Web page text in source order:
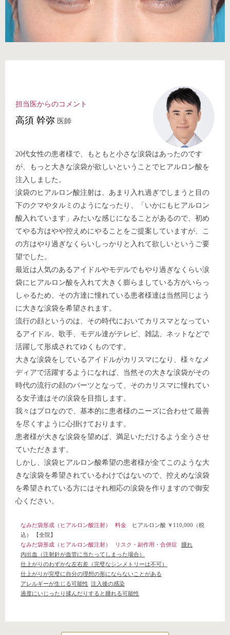
担当医からのコメント
⾼須 幹弥 医師
20代女性の患者様で、もともと小さな涙袋はあったのです
が、もっと大きな涙袋が欲しいということでヒアルロン酸を
注入しました。
涙袋のヒアルロン酸注射は、あまり入れ過ぎでしまうと目の
下のクマやタルミのようになったり、「いかにもヒアルロン
酸入れています」みたいな感じになることがあるので、初め
てやる方はやや控えめにやることをご提案していますが、こ
の方はやり過ぎなくらいしっかりと入れて欲しいというご要
望でした。
最近は人気のあるアイドルやモデルでもやり過ぎなくらい涙
袋にヒアルロン酸を入れて大きく膨らましている方がいらっ
しゃるため、その方達に憧れている患者様達は当然同じよう
に大きな涙袋を希望されます。
流行の顔というのは、その時代においてカリスマとなってい
るアイドル、歌手、モデル達がテレビ、雑誌、ネットなどで
活躍して形成されてゆくものです。
大きな涙袋をしているアイドルがカリスマになり、様々なメ
ディアで活躍するようになれば、当然その大きな涙袋がその
時代の流行の顔のパーツとなって、そのカリスマに憧れてい
る女子達はその涙袋を目指します。
我々はプロなので、基本的に患者様のニーズに合わせて最善
を尽くすように心掛けております。
患者様が大きな涙袋を望めば、満足いただけるよう全うさせ
ていただきます。
しかし、涙袋ヒアルロン酸希望の患者様が全てこのような大
きな涙袋を希望されているわけではないので、控えめな涙袋
を希望されている方にはそれ相応の涙袋を作りますので御安
心ください。
なみだ袋形成（ヒアルロン酸注射） 料金
ヒアルロン酸 ￥110,000（税
込）
【全院】
なみだ袋形成（ヒアルロン酸注射）
リスク・副作用・合併症
腫れ
内出血（注射針が血管に当たってしまった場合）
仕上がりのわずかな左右差（完璧なシンメトリーは不可）
仕上がりが完璧に自分の理想の形にならないことがある
アレルギーが生じる可能性 注入後の感染
過度にいじったり揉んだりすると腫れる可能性